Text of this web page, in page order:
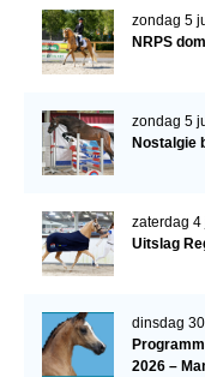
Cornage
Dekhengsten
Zoek een hengst
HENGSTEN
Hengstenselectie
ZADEL 2026
zondag 5
NRPS
zondag 5
Nostalgie
zaterdag 4
Uitslag
dinsdag
2026 –